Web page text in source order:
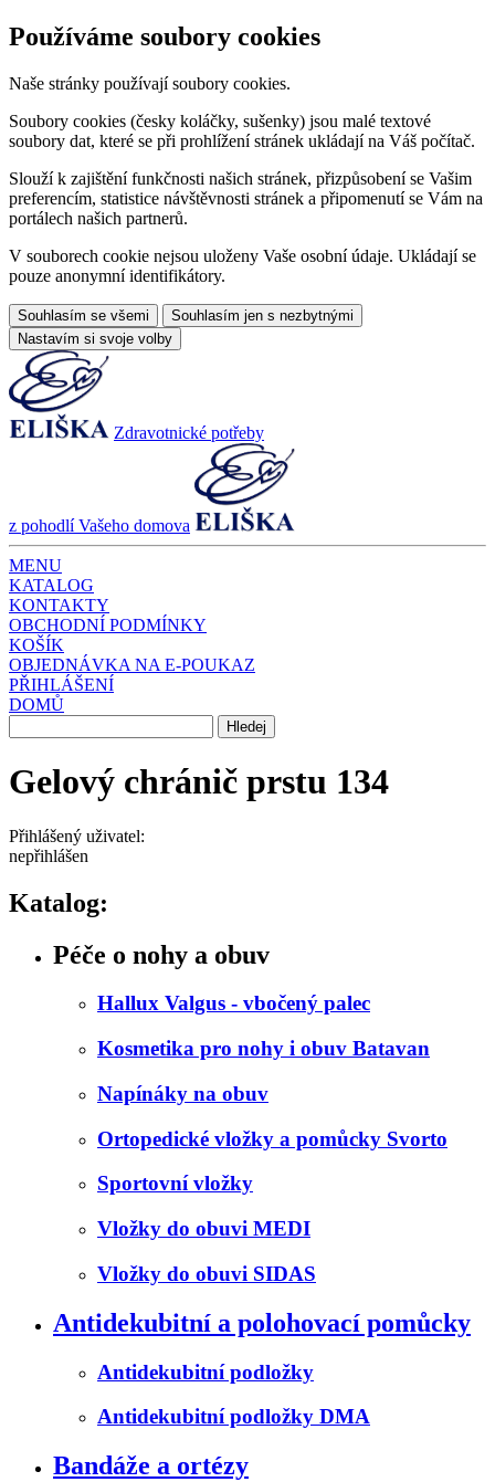
Používáme soubory cookies
Naše stránky používají soubory cookies.
Soubory cookies (česky koláčky, sušenky) jsou malé textové
soubory dat, které se při prohlížení stránek ukládají na Váš počítač.
Slouží k zajištění funkčnosti našich stránek, přizpůsobení se Vašim
preferencím, statistice návštěvnosti stránek a připomenutí se Vám na
portálech našich partnerů.
V souborech cookie nejsou uloženy Vaše osobní údaje. Ukládají se
pouze anonymní identifikátory.
Souhlasím se všemi
Souhlasím jen s nezbytnými
Nastavím si svoje volby
Zdravotnické potřeby
z pohodlí Vašeho domova
MENU
KATALOG
KONTAKTY
OBCHODNÍ PODMÍNKY
KOŠÍK
OBJEDNÁVKA NA E-POUKAZ
PŘIHLÁŠENÍ
DOMŮ
Gelový chránič prstu 134
Přihlášený uživatel:
nepřihlášen
Katalog:
Péče o nohy a obuv
Hallux Valgus - vbočený palec
Kosmetika pro nohy i obuv Batavan
Napínáky na obuv
Ortopedické vložky a pomůcky Svorto
Sportovní vložky
Vložky do obuvi MEDI
Vložky do obuvi SIDAS
Antidekubitní a polohovací pomůcky
Antidekubitní podložky
Antidekubitní podložky DMA
Bandáže a ortézy